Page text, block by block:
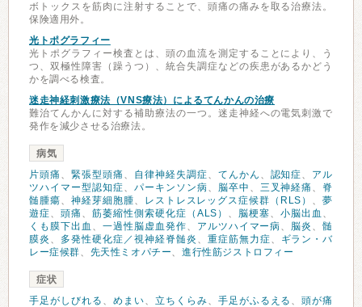
ボトックスを筋肉に注射することで、頭痛の痛みを取る治療法。
保険適用外。
光トポグラフィー
光トポグラフィー検査とは、頭の血流を測定することにより、う
つ、双極性障害（躁うつ）、統合失調症などの疾患があるかどう
かを調べる検査。
迷走神経刺激療法（VNS療法）によるてんかんの治療
難治てんかんに対する補助療法の一つ。迷走神経への電気刺激で
発作を減少させる治療法。
病気
片頭痛 、 緊張型頭痛 、 自律神経失調症、 てんかん 、 認知症、 アル
ツハイマー型認知症、 パーキンソン病、 脳卒中 、 三叉神経痛 、 脊
髄腫瘍、 神経芽細胞腫、 レストレスレッグス症候群（RLS） 、夢
遊症、頭痛 、筋萎縮性側索硬化症（ALS） 、 脳梗塞、小脳出血 、
くも膜下出血 、 一過性脳虚血発作、 アルツハイマー病、 脳炎 、髄
膜炎 、 多発性硬化症／視神経脊髄炎 、 重症筋無力症、
ギラン・バ
レー症候群、 先天性ミオパチー、進行性筋ジストロフィー
症状
手足がしびれる 、 めまい、 立ちくらみ、 手足がふるえる 、頭が痛